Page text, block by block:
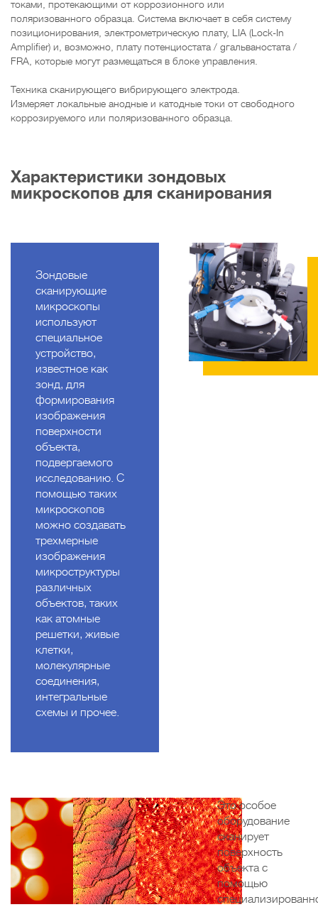
токами, протекающими от коррозионного или
поляризованного образца. Система включает в себя систему
позиционирования, электрометрическую плату, LIA (Lock-In
Amplifier) и, возможно, плату потенциостата / gгальваностата /
FRA, которые могут размещаться в блоке управления.
Техника сканирующего вибрирующего электрода.
Измеряет локальные анодные и катодные токи от свободного
коррозируемого или поляризованного образца.
Характеристики зондовых
микроскопов для сканирования
Зондовые
сканирующие
микроскопы
используют
специальное
устройство,
известное как
зонд, для
формирования
изображения
поверхности
объекта,
подвергаемого
исследованию. С
помощью таких
микроскопов
можно создавать
трехмерные
изображения
микроструктуры
различных
объектов, таких
как атомные
решетки, живые
клетки,
молекулярные
соединения,
интегральные
схемы и прочее.
Это особое
оборудование
сканирует
поверхность
объекта с
помощью